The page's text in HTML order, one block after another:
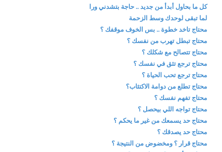
كل ما بحاول أبدأ من جديد .. حاجة بتشدني ورا
لما تبقى لوحدك وسط الزحمة
محتاج تاخد خطوة .. بس الخوف موقفك ؟
محتاج تبطل تهرب من نفسك ؟
محتاج تتصالح مع شكلك ؟
محتاج ترجع تثق في نفسك ؟
محتاج ترجع تحب الحياة ؟
محتاج تطلع من دوامة الاكتئاب؟
محتاج تفهم نفسك ؟
محتاج تواجه اللي بيحصل ؟
محتاج حد يسمعك من غير ما يحكم ؟
محتاج حد يصدقك ؟
محتاج قرار ؟ ومخضوض من النتيجة ؟